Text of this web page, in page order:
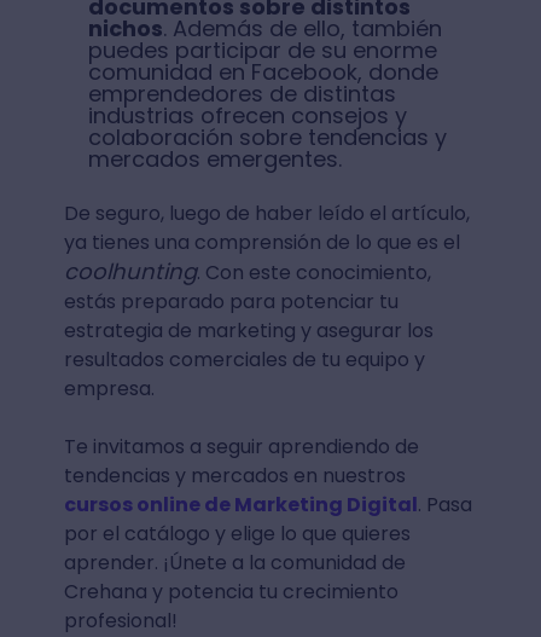
documentos sobre distintos
nichos. Además de ello, también
puedes participar de su enorme
comunidad en Facebook, donde
emprendedores de distintas
industrias ofrecen consejos y
colaboración sobre tendencias y
mercados emergentes.
De seguro, luego de haber leído el artículo,
ya tienes una comprensión de lo que es el
coolhunting. Con este conocimiento,
estás preparado para potenciar tu
estrategia de marketing y asegurar los
resultados comerciales de tu equipo y
empresa.
Te invitamos a seguir aprendiendo de
tendencias y mercados en nuestros
cursos online de Marketing Digital. Pasa
por el catálogo y elige lo que quieres
aprender. ¡Únete a la comunidad de
Crehana y potencia tu crecimiento
profesional!